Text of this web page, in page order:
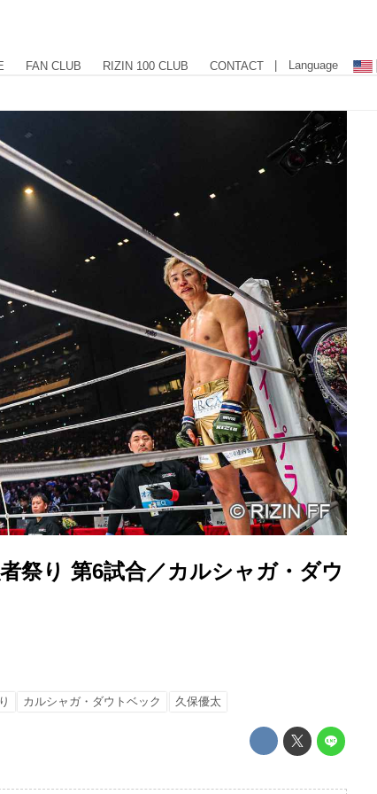
FAN CLUB RIZIN 100 CLUB CONTACT | Language
祭り 第6試合／カルシャガ・ダウ
カルシャガ・ダウトベック 久保優太